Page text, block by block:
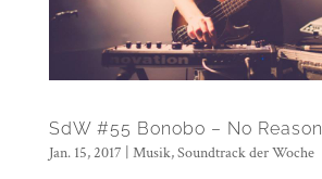
SdW #55 Bonobo – No Reason
Jan. 15, 2017 Musik,Soundtrack der Woche